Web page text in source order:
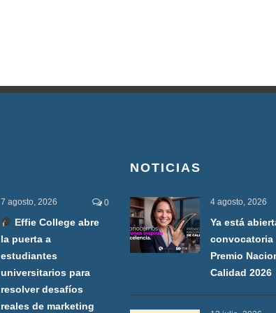
7 agosto, 2026 0
Effie College abre
la puerta a
estudiantes
universitarios para
resolver desafíos
reales de marketing
NOTICIAS
4 agosto, 2026
Ya está
convocatoria
Premio
Calidad 2026